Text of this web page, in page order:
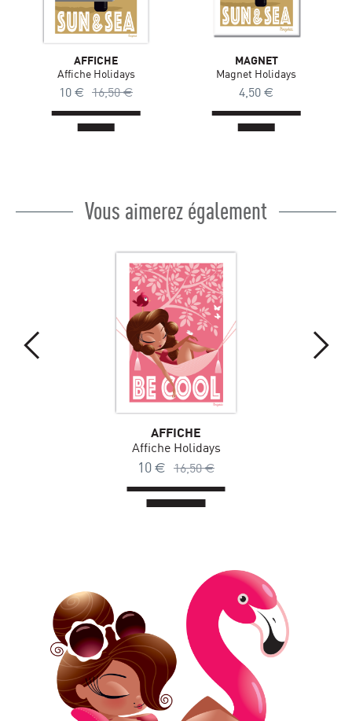
AFFICHE
Affiche Holidays
10 € 16,50€
MAGNET
Magnet Holidays
4,50 €
Vous aimerez également
AFFICHE
Affiche Holidays
10 € 16,50€